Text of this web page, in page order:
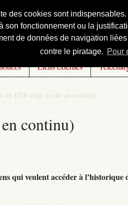
des cookies sont
fonctionnement ou la
de données de navigation
contre le piratage. Pour
Liens externes
du RER (mis à jour en continu)
continu)
qui veulent accéder à